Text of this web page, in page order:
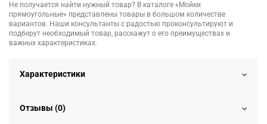
Не получается найти нужный товар? В каталоге «Мойки
прямоугольные» представлены товары в большом количестве
вариантов. Наши консультанты с радостью проконсультируют и
подберут необходимый товар, расскажут о его преимуществах и
важных характеристиках.
Характеристики
Отзывы (0)